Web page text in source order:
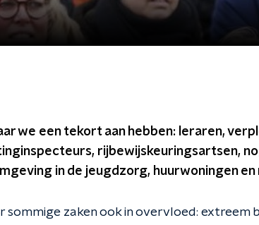
we een tekort aan hebben: leraren,
rijbewijskeuringsartsen,
in de jeugdzorg, huurwoningen en
sommige zaken ook in overvloed: extreem